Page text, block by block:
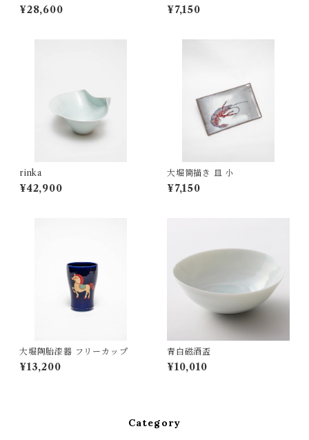
¥28,600 ¥7,150
rinka
¥42,900
大堀筒描き 皿 小
¥7,150
大堀陶胎漆器 フリーカップ
¥13,200
青白磁酒盃
¥10,010
Category